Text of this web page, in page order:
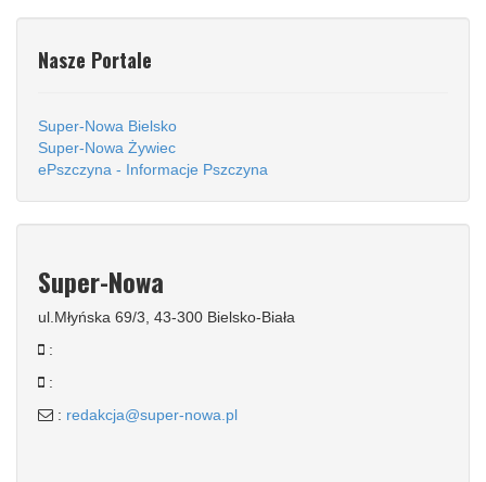
Nasze Portale
Super-Nowa Bielsko
Super-Nowa Żywiec
ePszczyna - Informacje Pszczyna
Super-Nowa
ul.Młyńska 69/3, 43-300 Bielsko-Biała
:
:
: redakcja@super-nowa.pl